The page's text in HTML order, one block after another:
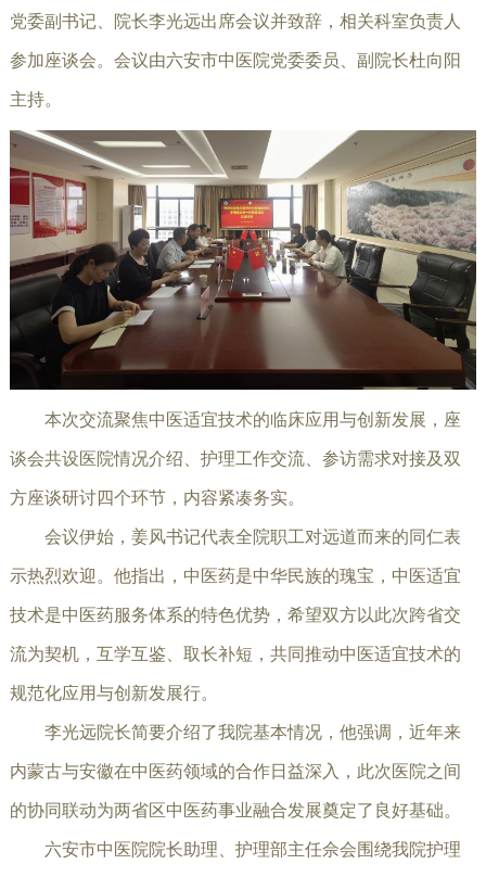
党委副书记、院长李光远出席会议并致辞，相关科室负责人
参加座谈会。会议由六安市中医院党委委员、副院长杜向阳
主持。
本次交流聚焦中医适宜技术的临床应用与创新发展，座
谈会共设医院情况介绍、护理工作交流、参访需求对接及双
方座谈研讨四个环节，内容紧凑务实。
会议伊始，姜风书记代表全院职工对远道而来的同仁表
示热烈欢迎。他指出，中医药是中华民族的瑰宝，中医适宜
技术是中医药服务体系的特色优势，希望双方以此次跨省交
流为契机，互学互鉴、取长补短，共同推动中医适宜技术的
规范化应用与创新发展行。
李光远院长简要介绍了我院基本情况，他强调，近年来
内蒙古与安徽在中医药领域的合作日益深入，此次医院之间
的协同联动为两省区中医药事业融合发展奠定了良好基础。
六安市中医院院长助理、护理部主任佘会围绕我院护理